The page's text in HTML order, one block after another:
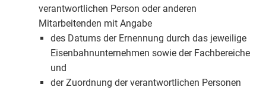
verantwortlichen Person oder anderen
Mitarbeitenden mit Angabe
des Datums der Ernennung durch das jeweilige
Eisenbahnunternehmen sowie der Fachbereiche
und
der Zuordnung der verantwortlichen Personen